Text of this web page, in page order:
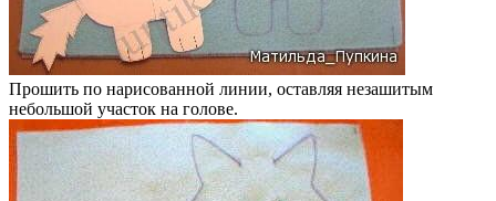
Прошить по нарисованной линии, оставляя незашитым
небольшой участок на голове.